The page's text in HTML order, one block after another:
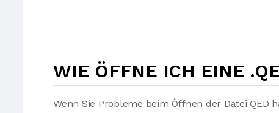
WIE ÖFFNE ICH EINE
Wenn Sie Probleme beim Öffnen der Datei